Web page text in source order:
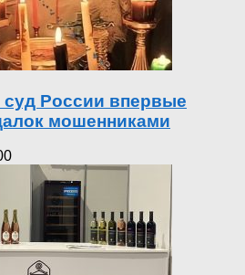
России впервые
мошенниками